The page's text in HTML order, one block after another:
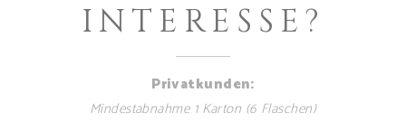
INTERESSE?
Privatkunden:
Mindestabnahme 1 Karton (6 Flaschen)